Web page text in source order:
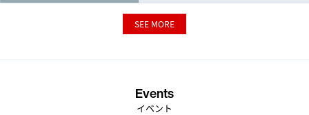
SEE MORE
Events
イベント